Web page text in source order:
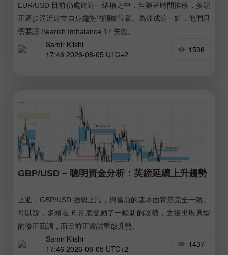
EUR/USD 目前仍處於這一結構之中，但隨著時間推移，多頭
正逐步逼近建立自身趨勢的關鍵位置。為達成這一點，他們只
需要讓 Bearish Imbalance 17 失效。
Samir Klishi
17:46 2026-08-05 UTC+2
1536
GBP/USD – 聰明資金分析：英鎊延續上升趨勢
上週，GBP/USD 強勢上漲，與當前的基本面背景完全一致。
可以說，多頭在 6 月底發動了一輪新的攻勢，之後出現典型
的修正回調，而目前正嘗試重啟升勢。
Samir Klishi
17:46 2026-08-05 UTC+2
1437